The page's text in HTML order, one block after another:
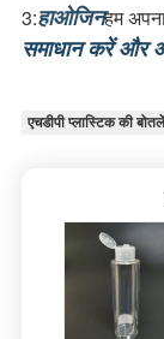
3:हाओजिनहम
समाधान करें और
एचडीपी प्लास्टिक की बोतलें